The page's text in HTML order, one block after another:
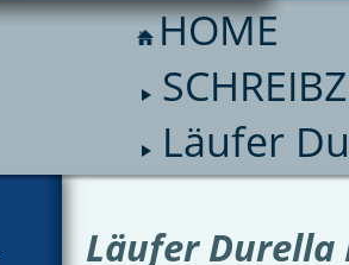
HOME
Läufer
Läufer Durella